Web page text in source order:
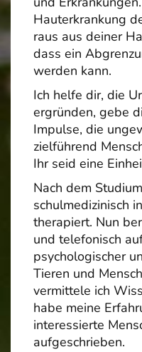
Hauterkrankung
raus aus deiner
dass ein
werden kann.
Ich helfe dir, die
ergründen, gebe
Impulse, die
zielführend
Ihr seid eine
Nach dem
schulmedizinisch
therapiert. Nun
und telefonisch
psychologischer
Tieren und
vermittele ich
habe meine
interessierte
aufgeschrieben.